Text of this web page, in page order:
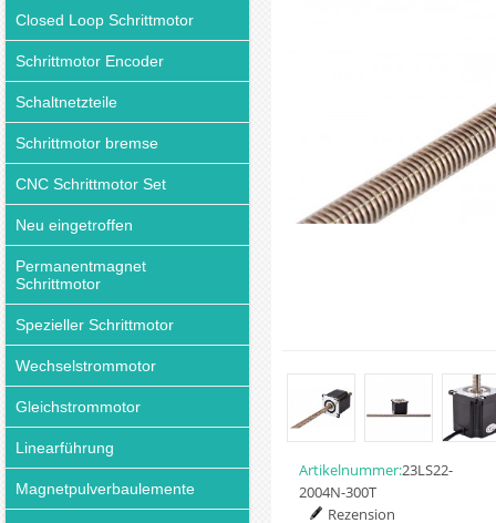
Closed Loop Schrittmotor
Schrittmotor Encoder
Schaltnetzteile
Schrittmotor bremse
CNC Schrittmotor Set
Neu eingetroffen
Permanentmagnet
Schrittmotor
Spezieller Schrittmotor
Wechselstrommotor
Gleichstrommotor
Linearführung
Magnetpulverbaulemente
Artikelnummer:23LS22-
2004N-300T
Rezension